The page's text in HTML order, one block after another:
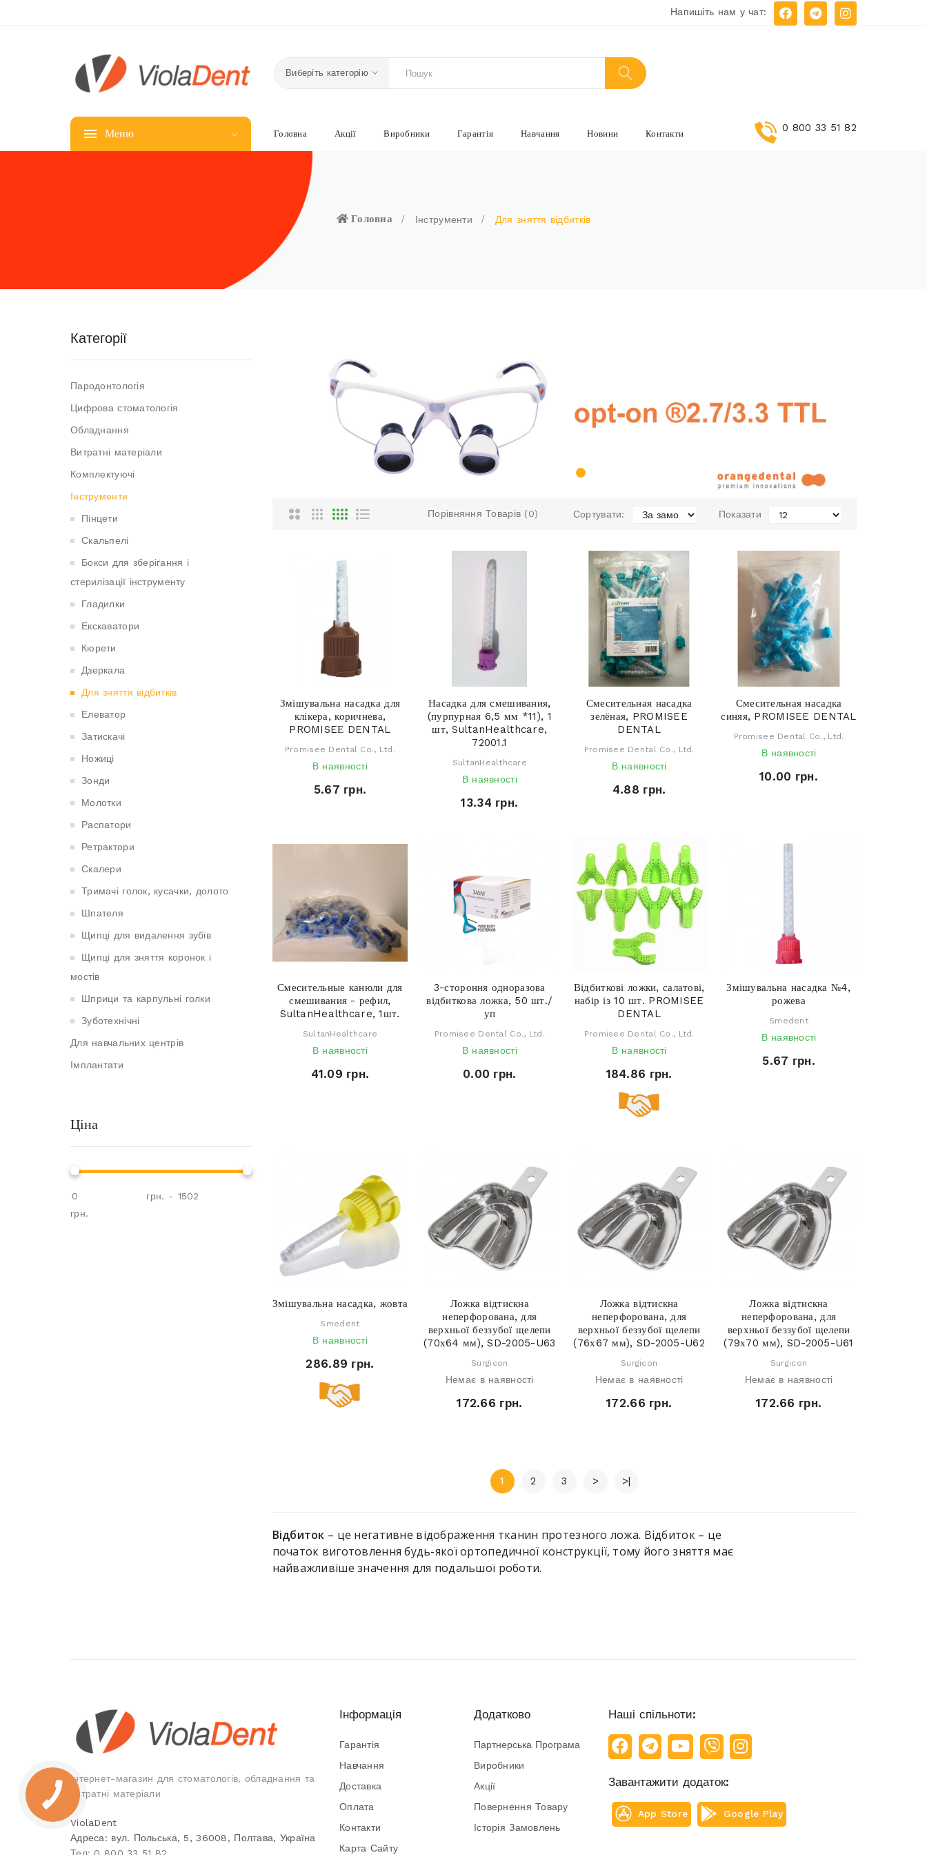
Напишіть нам у чат:
Виберіть категорію
Меню Головна Акції Виробники Гарантія Навчання Новини Контакти 0 800 33 51 82
Головна Інструменти Для зняття відбитків
Ціна
грн. -
грн.
Категорії
Пародонтологія
Цифрова стоматологія
Обладнання
Витратні матеріали
Комплектуючі
Інструменти
Пінцети
Скальпелі
Бокси для зберігання і
стерилізації інструменту
Гладилки
Екскаватори
Кюрети
Дзеркала
Для зняття відбитків
Елеватор
Затискачі
Ножиці
Зонди
Молотки
Распатори
Ретрактори
Скалери
Тримачі голок, кусачки, долото
Шпателя
Щипці для видалення зубів
Щипці для зняття коронок і
мостів
Шприци та карпульні голки
Зуботехнічні
Для навчальних центрів
Імплантати
Порівняння Товарів (0) Сортувати: Показати
Змішувальна насадка для
клікера, коричнева,
PROMISEЕ DENTAL
Promisee Dental Co., Ltd.
В наявності
5.67 грн.
Насадка для смешивания,
(пурпурная 6,5 мм *11), 1
шт, SultanHealthcare,
72001.1
SultanHealthcare
В наявності
13.34 грн.
Смесительная насадка
зелёная, PROMISEE
DENTAL
Promisee Dental Co., Ltd.
В наявності
4.88 грн.
Смесительная насадка
синяя, PROMISEE DENTAL
Promisee Dental Co., Ltd.
В наявності
10.00 грн.
Смесительные канюли для
смешивания - рефил,
SultanHealthcare, 1шт.
SultanHealthcare
В наявності
41.09 грн.
3-стороння одноразова
відбиткова ложка, 50 шт./
уп
Promisee Dental Co., Ltd.
В наявності
0.00 грн.
Відбиткові ложки, салатові,
набір із 10 шт. PROMISEE
DENTAL
Promisee Dental Co., Ltd.
В наявності
184.86 грн.
Змішувальна насадка №4,
рожева
Smedent
В наявності
5.67 грн.
Змішувальна насадка, жовта
Smedent
В наявності
286.89 грн.
Ложка відтискна
неперфорована, для
верхньої беззубої щелепи
(70х64 мм), SD-2005-U63
Surgicon
Немає в наявності
172.66 грн.
Ложка відтискна
неперфорована, для
верхньої беззубої щелепи
(76х67 мм), SD-2005-U62
Surgicon
Немає в наявності
172.66 грн.
Ложка відтискна
неперфорована, для
верхньої беззубої щелепи
(79х70 мм), SD-2005-U61
Surgicon
Немає в наявності
172.66 грн.
1 2 3 > >|
Відбиток – це негативне відображення тканин протезного ложа. Відбиток – це
початок виготовлення будь-якої ортопедичної конструкції, тому його зняття має
найважливіше значення для подальшої роботи.
Інтернет-магазин для стоматологів, обладнання та
витратні матеріали
ViolaDent
Адреса: вул. Польська, 5,36008, Полтава, Україна
Тел: 0 800 33 51 82
Інформація
Гарантія
Навчання
Доставка
Оплата
Контакти
Карта Сайту
Додатково
Партнерська Програма
Виробники
Акції
Повернення Товару
Історія Замовлень
Наші спільноти:
Завантажити додаток:
App Store Google Play